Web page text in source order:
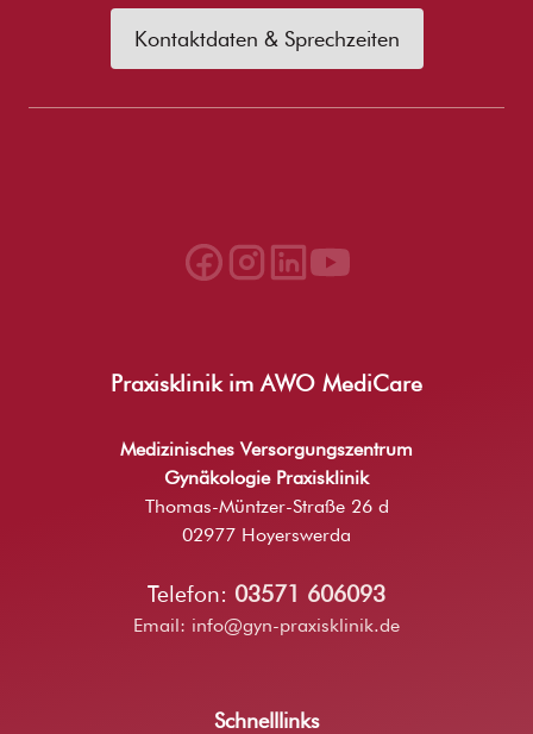
Kontaktdaten & Sprechzeiten
Praxisklinik im AWO MediCare
Medizinisches Versorgungszentrum
Gynäkologie Praxisklinik
Thomas-Müntzer-Straße 26 d
02977 Hoyerswerda
Telefon: 03571 606093
Email: info@gyn-praxisklinik.de
Schnelllinks